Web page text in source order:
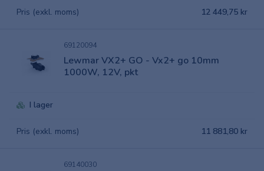
Pris (exkl. moms) 12 449,75 kr
69120094
Lewmar VX2+ GO - Vx2+ go 10mm
1000W, 12V, pkt
I lager
Pris (exkl. moms) 11 881,80 kr
69140030